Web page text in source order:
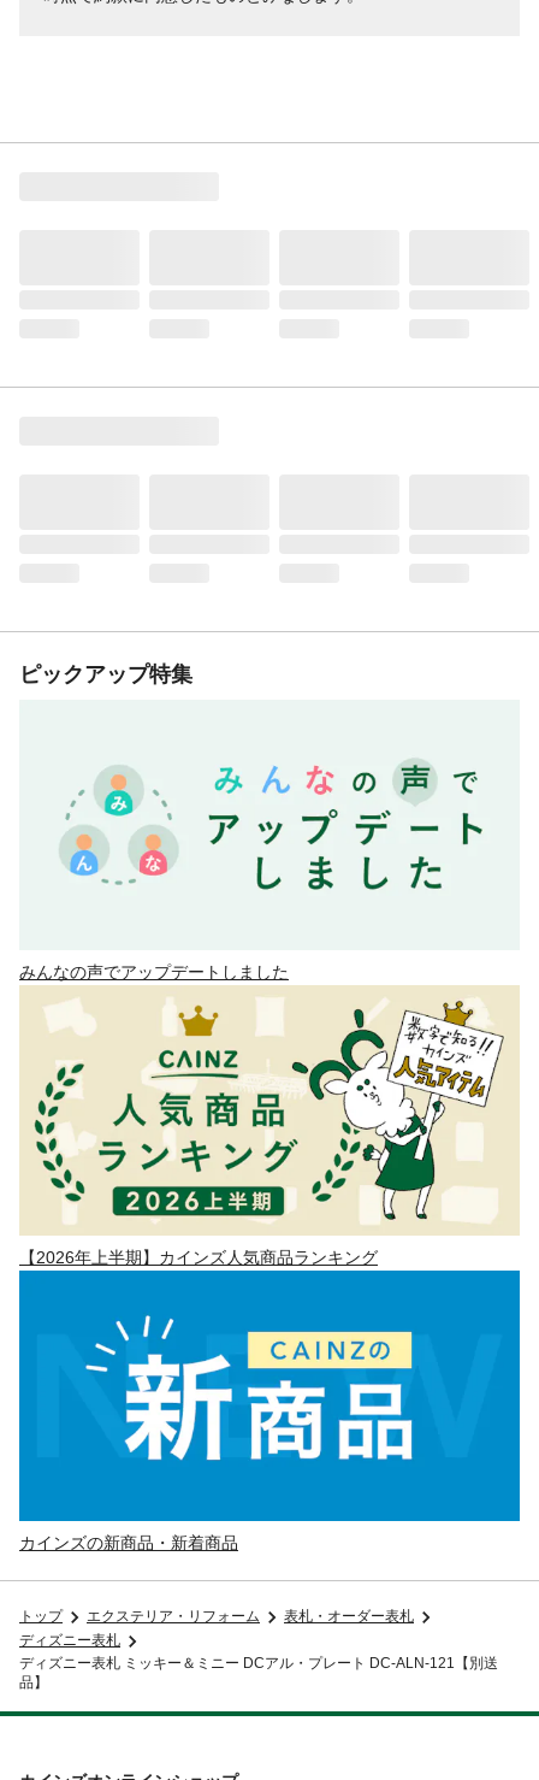
ピックアップ特集
みんなの声でアップデートしました
【2026年上半期】カインズ人気商品ランキング
カインズの新商品・新着商品
トップ エクステリア・リフォーム
表札・オーダー表札
ディズニー表札
ディズニー表札 ミッキー＆ミニー DCアル・プレート DC-ALN-121【別送
品】